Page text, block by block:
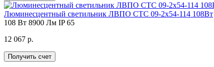
Люминесцентный светильник ЛВПО СТС 09-2х54-114 108Вт
108 Вт 8900 Лм IP 65
12 067 р.
Получить счет